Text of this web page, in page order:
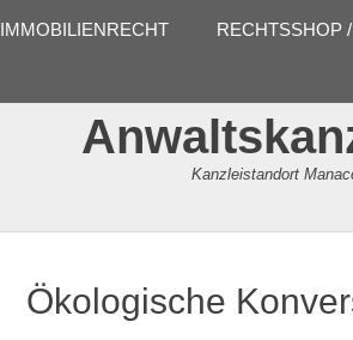
IMMOBILIENRECHT RECHTSSHOP
Kanzleistandort
Ökologische